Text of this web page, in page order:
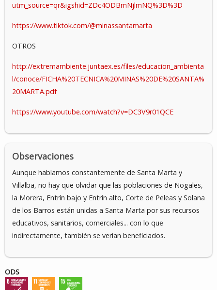
utm_source=qr&igshid=ZDc4ODBmNjlmNQ%3D%3D
https://www.tiktok.com/@minassantamarta
OTROS
http://extremambiente.juntaex.es/files/educacion_ambienta
l/conoce/FICHA%20TECNICA%20MINAS%20DE%20SANTA%
20MARTA.pdf
https://www.youtube.com/watch?v=DC3V9r01QCE
Observaciones
Aunque hablamos constantemente de Santa Marta y
Villalba, no hay que olvidar que las poblaciones de Nogales,
la Morera, Entrín bajo y Entrín alto, Corte de Peleas y Solana
de los Barros están unidas a Santa Marta por sus recursos
educativos, sanitarios, comerciales... con lo que
indirectamente, también se verían beneficiados.
ODS